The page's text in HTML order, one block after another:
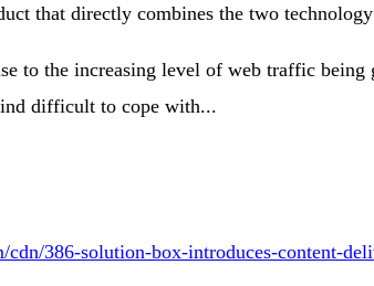
that directly combines the two
to the increasing level of web traffic
difficult to cope with...
cdn/386-solution-box-introduces-content-